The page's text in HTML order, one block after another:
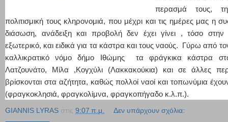
περασμά τους,
πολιτισμική τους κληρονομιά, που μέχρι και τις ημέρες μας η
διάσωση, ανάδειξη και προβολή δεν έχει γίνει , τόσο
εξωτερικό, και ειδικά για τα κάστρα και τους ναούς. Γύρω από
καλλικρατικό νόμο δήμο Ιθώμης τα φράγκικα κάστρα
Λατζουνάτο, Μίλα ,Κογχύλι (Λακκακούκια) και σε άλλες
βρίσκονται στα αζήτητα, καθώς πολλοί ναοί και τοπωνύμια
(φραγκοκλησιά, φραγκολίμνα, φραγκοπήγαδο κ.λ.π.).
GIANNIS LYRAS στις 9:07 π.μ. Δεν υπάρχουν σχόλια: